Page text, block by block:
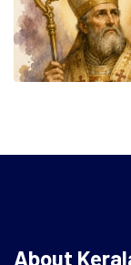
About